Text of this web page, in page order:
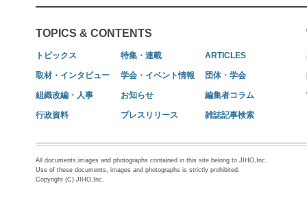
TOPICS & CONTENTS
トピックス 特集・連載 ARTICLES
取材・インタビュー 学会・イベント情報 団体・学会
組織改編・人事 お知らせ 編集者コラム
行政資料 プレスリリース 雑誌記事検索
All documents,images and photographs contained in this site belong to JIHO,Inc.
Use of these documents, images and photographs is strictly prohibited.
Copyright (C) JIHO,Inc.